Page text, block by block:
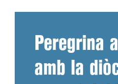
Peregrina
amb la